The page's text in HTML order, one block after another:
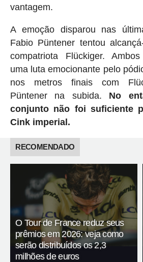
vantagem.
A emoção disparou nas
Fabio Püntener tentou
compatriota Flückiger.
uma luta emocionante pelo
nos metros finais com
Püntener na subida. No
conjunto não foi suficiente
Cink imperial.
RECOMENDADO
O Tour de France reduz seus
prêmios em 2026: veja como
serão distribuídos os 2,3
milhões de euros